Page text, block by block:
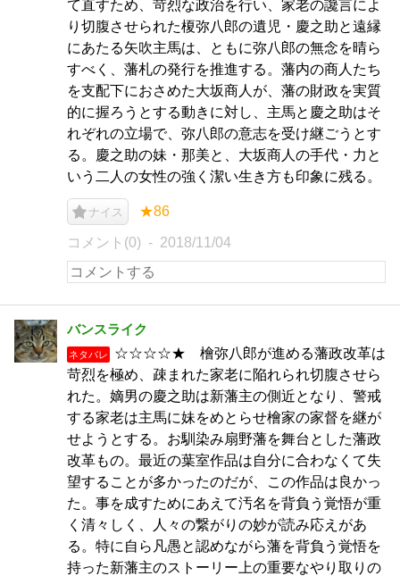
て直すため、苛烈な政治を行い、家老の讒言によ
り切腹させられた榎弥八郎の遺児・慶之助と遠縁
にあたる矢吹主馬は、ともに弥八郎の無念を晴ら
すべく、藩札の発行を推進する。藩内の商人たち
を支配下におさめた大坂商人が、藩の財政を実質
的に握ろうとする動きに対し、主馬と慶之助はそ
れぞれの立場で、弥八郎の意志を受け継ごうとす
る。慶之助の妹・那美と、大坂商人の手代・力と
いう二人の女性の強く潔い生き方も印象に残る。
ナイス ★86
コメント(0) 2018/11/04
バンスライク
ネタバレ
☆☆☆☆★ 檜弥八郎が進める藩政改革は
苛烈を極め、疎まれた家老に陥れられ切腹させら
れた。嫡男の慶之助は新藩主の側近となり、警戒
する家老は主馬に妹をめとらせ檜家の家督を継が
せようとする。お馴染み扇野藩を舞台とした藩政
改革もの。最近の葉室作品は自分に合わなくて失
望することが多かったのだが、この作品は良かっ
た。事を成すためにあえて汚名を背負う覚悟が重
く清々しく、人々の繋がりの妙が読み応えがあ
る。特に自ら凡愚と認めながら藩を背負う覚悟を
持った新藩主のストーリー上の重要なやり取りの